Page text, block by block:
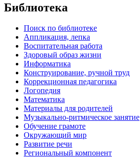
Библиотека
Поиск по библиотеке
Аппликация, лепка
Воспитательная работа
Здоровый образ жизни
Информатика
Конструирование, ручной труд
Коррекционная педагогика
Логопедия
Математика
Материалы для родителей
Музыкально-ритмическое занятие
Обучение грамоте
Окружающий мир
Развитие речи
Региональный компонент